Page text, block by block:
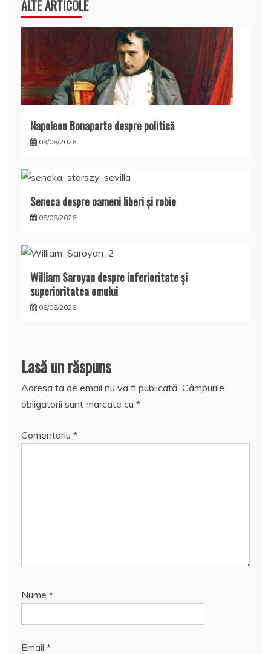
ALTE ARTICOLE
Napoleon Bonaparte despre politică
09/08/2026
Seneca despre oameni liberi şi robie
08/08/2026
William Saroyan despre inferioritate şi
superioritatea omului
06/08/2026
Lasă un răspuns
Adresa ta de email nu va fi publicată. Câmpurile
obligatorii sunt marcate cu *
Comentariu *
Nume *
Email *